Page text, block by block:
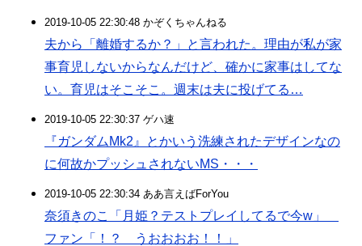
2019-10-05 22:30:48 かぞくちゃんねる
夫から「離婚するか？」と言われた。理由が私が家
事育児しないからなんだけど、確かに家事はしてな
い。育児はそこそこ。週末は夫に投げてる…
2019-10-05 22:30:37 ゲハ速
『ガンダムMk2』とかいう洗練されたデザインなの
に何故かプッシュされないMS・・・
2019-10-05 22:30:34 ああ言えばForYou
奈須きのこ「月姫？テストプレイしてるで今w」
ファン「！？ うおおおお！！」